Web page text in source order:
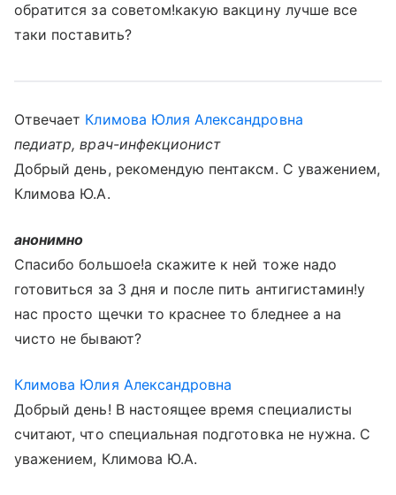
обратится за советом!какую вакцину лучше все
таки поставить?
Отвечает Климова Юлия Александровна
педиатр, врач-инфекционист
Добрый день, рекомендую пентаксм. С уважением,
Климова Ю.А.
анонимно
Спасибо большое!а скажите к ней тоже надо
готовиться за 3 дня и после пить антигистамин!у
нас просто щечки то краснее то бледнее а на
чисто не бывают?
Климова Юлия Александровна
Добрый день! В настоящее время специалисты
считают, что специальная подготовка не нужна. С
уважением, Климова Ю.А.